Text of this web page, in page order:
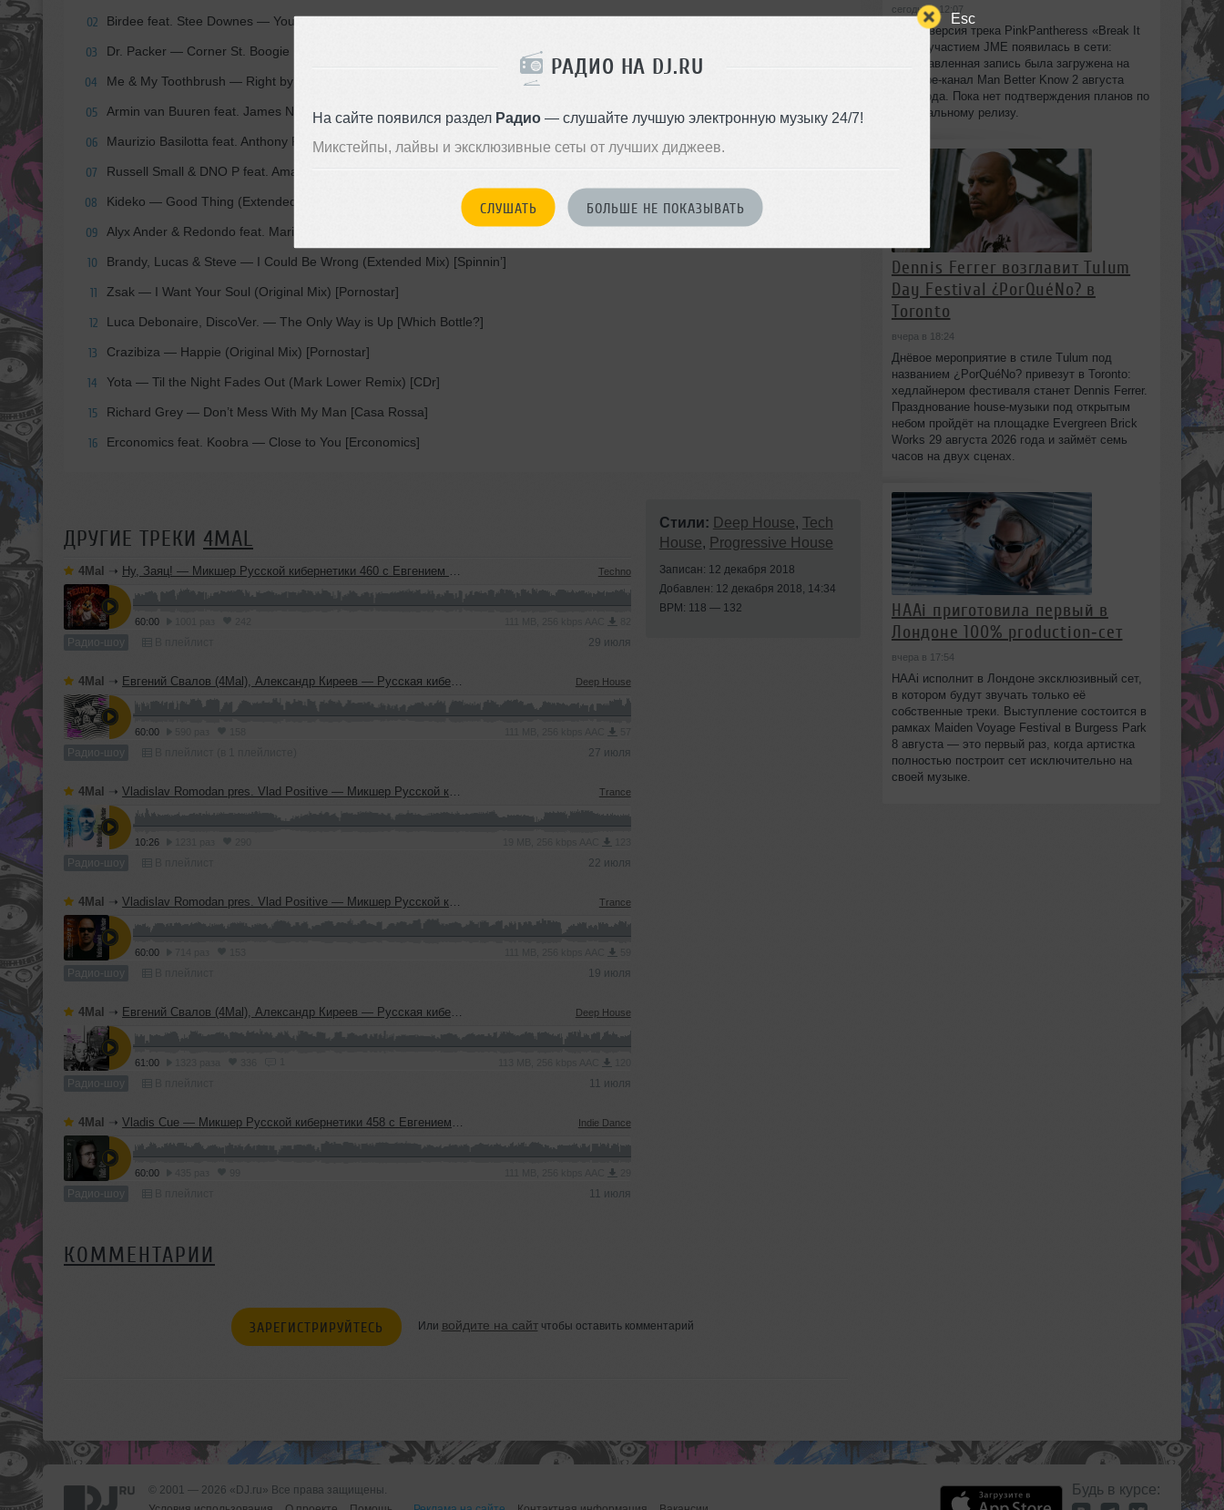
Esc
РАДИО НА DJ.RU
На сайте появился раздел Радио— слушайте лучшую электронную музыку 24/7!
Микстейпы, лайвы и эксклюзивные сеты от лучших диджеев.
СЛУШАТЬ БОЛЬШЕ НЕ ПОКАЗЫВАТЬ
02 Birdee feat. Stee Downes — Your Power [Paperclip]
03 Dr. Packer — Corner St. Boogie [Masterworks]
04 Me & My Toothbrush — Right by Your Side (Original Club Mix) [Enormous Tunes]
05 Armin van Buuren feat. James Newman — Therapy (Throttle Extended Remix) [Armada]
06 Maurizio Basilotta feat. Anthony Poteat — This Love (Original Mix) [Which Bottle?]
07 Russell Small & DNO P feat. Amanda Wilson — Love On My Mind (Extended Mix) [Source]
08 Kideko — Good Thing (Extended Mix) [Ministry Of Sound]
09 Alyx Ander & Redondo feat. Maria Z — Casually (Extended Mix) [Spinnin’]
10 Brandy, Lucas & Steve — I Could Be Wrong (Extended Mix) [Spinnin’]
11 Zsak — I Want Your Soul (Original Mix) [Pornostar]
12 Luca Debonaire, DiscoVer. — The Only Way is Up [Which Bottle?]
13 Crazibiza — Happie (Original Mix) [Pornostar]
14 Yota — Til the Night Fades Out (Mark Lower Remix) [CDr]
15 Richard Grey — Don’t Mess With My Man [Casa Rossa]
16 Erconomics feat. Koobra — Close to You [Erconomics]
ДРУГИЕ ТРЕКИ 4MAL
4Mal ➝ Ну, Заяц! — Микшер Русской кибернетики 460 с Евгением Сваловым (4Mal) и Александром Киреевым (22.07.2026) Techno
60:00
Радио-шоу 29 июля
4Mal ➝ Евгений Свалов (4Mal), Александр Киреев — Русская кибернетика 725 (22.07.2026) Deep House
60:00
Радио-шоу 27 июля
4Mal ➝ Vladislav Romodan pres. Vlad Positive — Микшер Русской кибернетики 459, Part 2, с Евгением Сваловым (4Mal) и Александром Киреевым (15.07.2026) Trance
10:26
Радио-шоу 22 июля
4Mal ➝ Vladislav Romodan pres. Vlad Positive — Микшер Русской кибернетики 459, Part 1, с Евгением Сваловым (4Mal) и Александром Киреевым (15.07.2026) Trance
60:00
Радио-шоу 19 июля
4Mal ➝ Евгений Свалов (4Mal), Александр Киреев — Русская кибернетика 724 (08.07.2026) Deep House
61:00
Радио-шоу 11 июля
4Mal ➝ Vladis Cue — Микшер Русской кибернетики 458 с Евгением Сваловым (4Mal) и Александром Киреевым (08.07.2026) Indie Dance
60:00
Радио-шоу 11 июля
Стили: Deep House, Tech
House, Progressive House
Записан: 12 декабря 2018
Добавлен: 12 декабря 2018, 14:34
BPM: 118 — 132
КОММЕНТАРИИ
ЗАРЕГИСТРИРУЙТЕСЬ Или войдите на сайтчтобы оставить комментарий
сегодня в 12:07
Новая версия трека PinkPantheress «Break It
Off» с участием JME появилась в сети:
незаглавленная запись была загружена на
YouTube-канал Man Better Know 2 августа
2026 года. Пока нет подтверждения планов по
официальному релизу.
Dennis Ferrer возглавит Tulum
Day Festival ¿PorQuéNo? в
Toronto
вчера в 18:24
Днёвое мероприятие в стиле Tulum под
названием ¿PorQuéNo? привезут в Toronto:
хедлайнером фестиваля станет Dennis Ferrer.
Празднование house-музыки под открытым
небом пройдёт на площадке Evergreen Brick
Works 29 августа 2026 года и займёт семь
часов на двух сценах.
HAAi приготовила первый в
Лондоне 100% production‑сет
вчера в 17:54
HAAi исполнит в Лондоне эксклюзивный сет,
в котором будут звучать только её
собственные треки. Выступление состоится в
рамках Maiden Voyage Festival в Burgess Park
8 августа — это первый раз, когда артистка
полностью построит сет исключительно на
своей музыке.
© 2001 — 2026 «DJ.ru» Все права защищены.
Будь в курсе: